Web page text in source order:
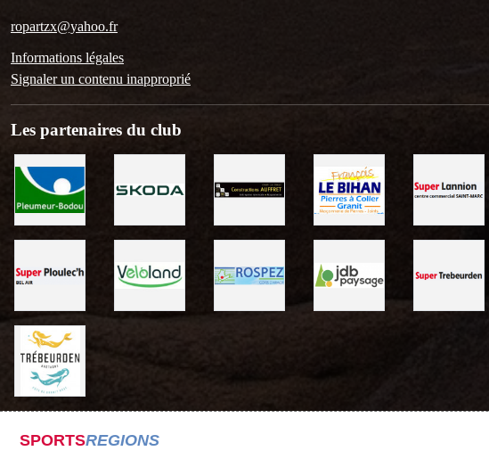
ropartzx@yahoo.fr
Informations légales
Signaler un contenu inapproprié
Les partenaires du club
SPORTSREGIONS